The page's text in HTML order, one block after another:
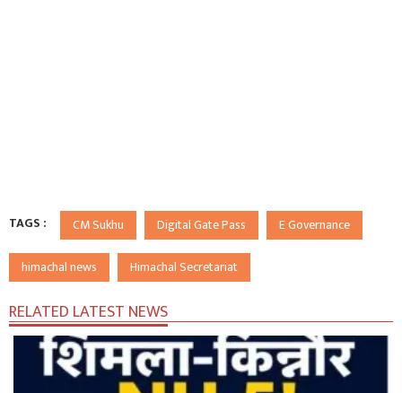
TAGS : CM Sukhu Digital Gate Pass E Governance
himachal news Himachal Secretariat
RELATED LATEST NEWS